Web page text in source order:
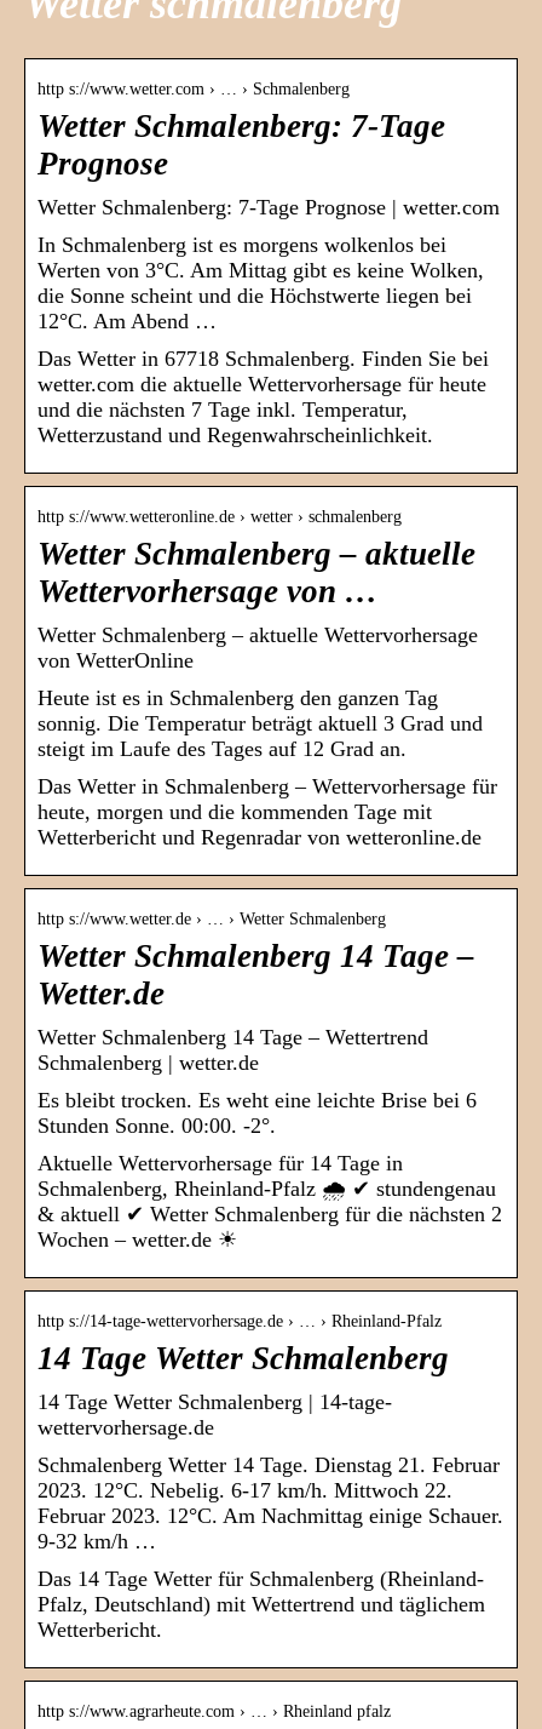
http s://www.wetter.com › … › Schmalenberg
Wetter Schmalenberg: 7-Tage
Prognose
Wetter Schmalenberg: 7-Tage Prognose | wetter.com
In Schmalenberg ist es morgens wolkenlos bei
Werten von 3°C. Am Mittag gibt es keine Wolken,
die Sonne scheint und die Höchstwerte liegen bei
12°C. Am Abend …
Das Wetter in 67718 Schmalenberg. Finden Sie bei
wetter.com die aktuelle Wettervorhersage für heute
und die nächsten 7 Tage inkl. Temperatur,
Wetterzustand und Regenwahrscheinlichkeit.
http s://www.wetteronline.de › wetter › schmalenberg
Wetter Schmalenberg – aktuelle
Wettervorhersage von …
Wetter Schmalenberg – aktuelle Wettervorhersage
von WetterOnline
Heute ist es in Schmalenberg den ganzen Tag
sonnig. Die Temperatur beträgt aktuell 3 Grad und
steigt im Laufe des Tages auf 12 Grad an.
Das Wetter in Schmalenberg – Wettervorhersage für
heute, morgen und die kommenden Tage mit
Wetterbericht und Regenradar von wetteronline.de
http s://www.wetter.de › … › Wetter Schmalenberg
Wetter Schmalenberg 14 Tage –
Wetter.de
Wetter Schmalenberg 14 Tage – Wettertrend
Schmalenberg | wetter.de
Es bleibt trocken. Es weht eine leichte Brise bei 6
Stunden Sonne. 00:00. -2°.
Aktuelle Wettervorhersage für 14 Tage in
Schmalenberg, Rheinland-Pfalz 🌧️ ✔ stundengenau
& aktuell ✔ Wetter Schmalenberg für die nächsten 2
Wochen – wetter.de ☀
http s://14-tage-wettervorhersage.de › … › Rheinland-Pfalz
14 Tage Wetter Schmalenberg
14 Tage Wetter Schmalenberg | 14-tage-
wettervorhersage.de
Schmalenberg Wetter 14 Tage. Dienstag 21. Februar
2023. 12°C. Nebelig. 6-17 km/h. Mittwoch 22.
Februar 2023. 12°C. Am Nachmittag einige Schauer.
9-32 km/h …
Das 14 Tage Wetter für Schmalenberg (Rheinland-
Pfalz, Deutschland) mit Wettertrend und täglichem
Wetterbericht.
http s://www.agrarheute.com › … › Rheinland pfalz